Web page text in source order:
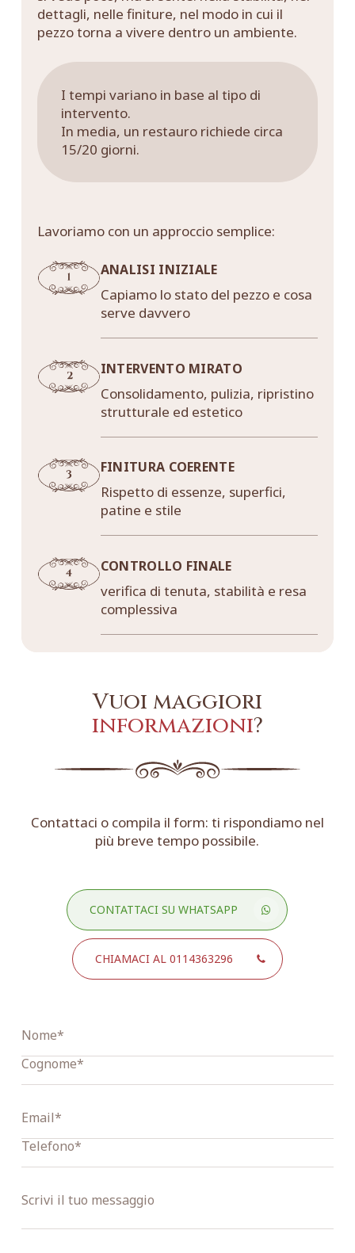
dettagli, nelle finiture, nel modo in cui il
pezzo torna a vivere dentro un ambiente.
I tempi variano in base al tipo di
intervento.
In media, un restauro richiede circa
15/20 giorni.
Lavoriamo con un approccio semplice:
ANALISI INIZIALE
Capiamo lo stato del pezzo e cosa
serve davvero
INTERVENTO MIRATO
Consolidamento, pulizia, ripristino
strutturale ed estetico
FINITURA COERENTE
Rispetto di essenze, superfici,
patine e stile
CONTROLLO FINALE
verifica di tenuta, stabilità e resa
complessiva
Vuoi maggiori
informazioni?
Contattaci o compila il form: ti rispondiamo nel
più breve tempo possibile.
CONTATTACI SU WHATSAPP
CHIAMACI AL 0114363296